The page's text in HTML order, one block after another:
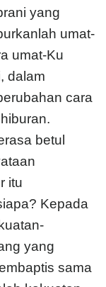
yang
umat-
umat-Ku
dalam
cara
betul
itu
Kepada
yang
sama